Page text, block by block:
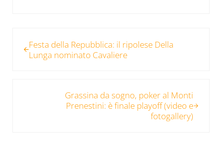
Festa della Repubblica: il ripolese Della
Lunga nominato Cavaliere
Grassina da sogno, poker al Monti
Prenestini: è finale playoff (video e
fotogallery)